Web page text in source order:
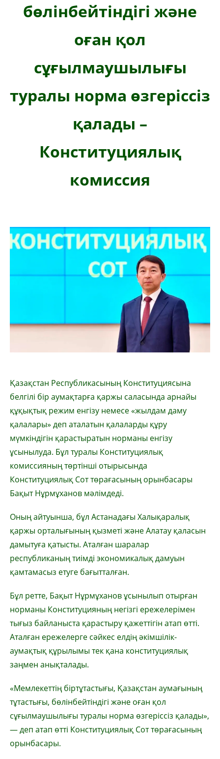
бөлінбейтіндігі және
оған қол
сұғылмаушылығы
туралы норма өзгеріссіз
қалады –
Конституциялық
комиссия
Қазақстан Республикасының Конституциясына
белгілі бір аумақтарға қаржы саласында арнайы
құқықтық режим енгізу немесе «жылдам даму
қалалары» деп аталатын қалаларды құру
мүмкіндігін қарастыратын норманы енгізу
ұсынылуда. Бұл туралы Конституциялық
комиссияның төртінші отырысында
Конституциялық Сот төрағасының орынбасары
Бақыт Нұрмұханов мәлімдеді.
Оның айтуынша, бұл Астанадағы Халықаралық
қаржы орталығының қызметі және Алатау қаласын
дамытуға қатысты. Аталған шаралар
республиканың тиімді экономикалық дамуын
қамтамасыз етуге бағытталған.
Бұл ретте, Бақыт Нұрмұханов ұсынылып отырған
норманы Конституцияның негізгі ережелерімен
тығыз байланыста қарастыру қажеттігін атап өтті.
Аталған ережелерге сәйкес елдің әкімшілік-
аумақтық құрылымы тек қана конституциялық
заңмен анықталады.
«Мемлекеттің біртұтастығы, Қазақстан аумағының
тұтастығы, бөлінбейтіндігі және оған қол
сұғылмаушылығы туралы норма өзгеріссіз қалады»,
— деп атап өтті Конституциялық Сот төрағасының
орынбасары.